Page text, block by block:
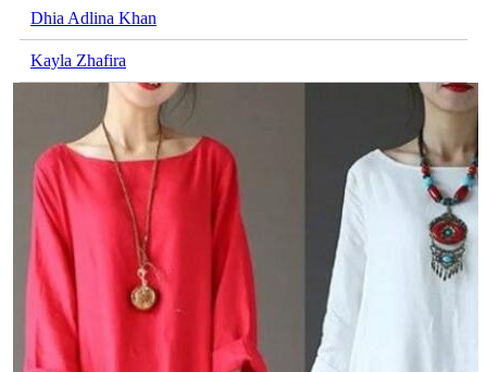
Dhia Adlina Khan
Kayla Zhafira